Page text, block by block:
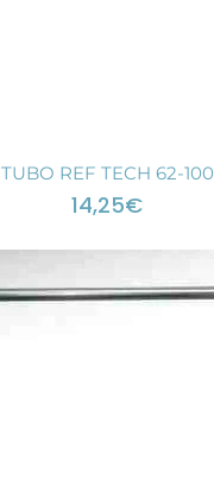
TUBO REF TECH 62-100
14,25€